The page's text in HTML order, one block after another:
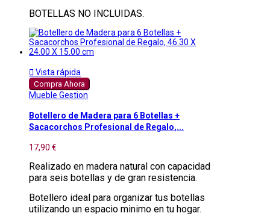
BOTELLAS NO INCLUIDAS.
 Vista rápida
Compra Ahora
Mueble Gestion
Botellero de Madera para 6 Botellas +
Sacacorchos Profesional de Regalo,...
17,90 €
Realizado en madera natural con capacidad
para seis botellas y de gran resistencia.
Botellero ideal para organizar tus botellas
utilizando un espacio minimo en tu hogar.